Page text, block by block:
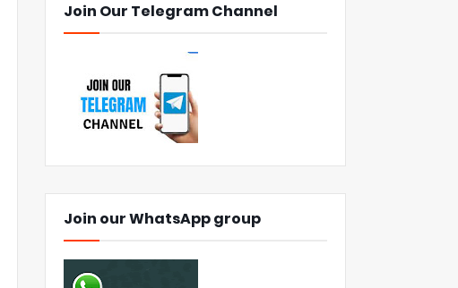
Join Our Telegram Channel
Join our WhatsApp group